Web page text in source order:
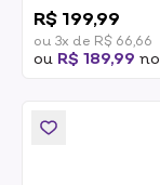
R$ 199,99
ou 3x de R$ 66,66
ou R$ 189,99 no